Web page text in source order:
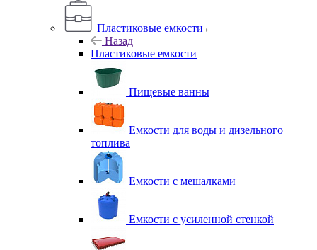
Пластиковые емкости
Назад
Пластиковые емкости
Пищевые ванны
Емкости для воды и дизельного
топлива
Емкости с мешалками
Емкости с усиленной стенкой